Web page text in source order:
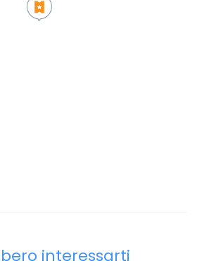
interessarti